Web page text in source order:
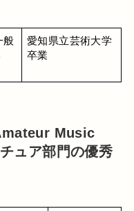
般
愛知県立芸術大学
卒業
Music
ュア部門の優秀